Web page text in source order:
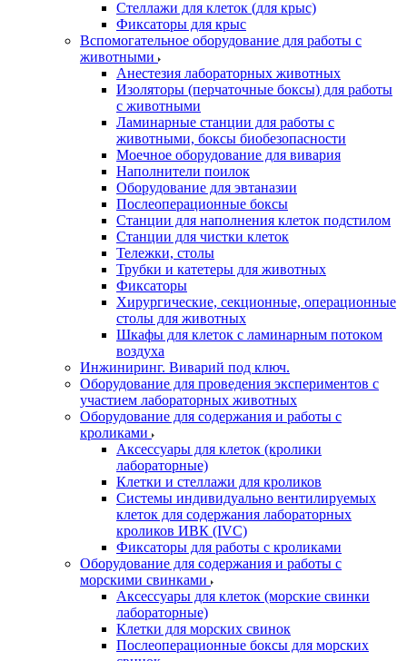
Стеллажи для клеток (для крыс)
Фиксаторы для крыс
Вспомогательное оборудование для работы с
животными
Анестезия лабораторных животных
Изоляторы (перчаточные боксы) для работы
с животными
Ламинарные станции для работы с
животными, боксы биобезопасности
Моечное оборудование для вивария
Наполнители поилок
Оборудование для эвтаназии
Послеоперационные боксы
Станции для наполнения клеток подстилом
Станции для чистки клеток
Тележки, столы
Трубки и катетеры для животных
Фиксаторы
Хирургические, секционные, операционные
столы для животных
Шкафы для клеток с ламинарным потоком
воздуха
Инжиниринг. Виварий под ключ.
Оборудование для проведения экспериментов с
участием лабораторных животных
Оборудование для содержания и работы с
кроликами
Аксессуары для клеток (кролики
лабораторные)
Клетки и стеллажи для кроликов
Системы индивидуально вентилируемых
клеток для содержания лабораторных
кроликов ИВК (IVC)
Фиксаторы для работы с кроликами
Оборудование для содержания и работы с
морскими свинками
Аксессуары для клеток (морские свинки
лабораторные)
Клетки для морских свинок
Послеоперационные боксы для морских